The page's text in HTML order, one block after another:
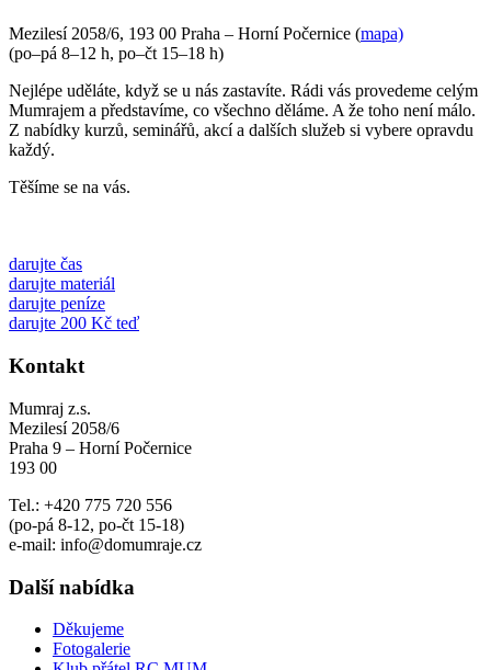
Mezilesí 2058/6, 193 00 Praha – Horní Počernice (mapa)
(po–pá 8–12 h, po–čt 15–18 h)
Nejlépe uděláte, když se u nás zastavíte. Rádi vás provedeme celým
Mumrajem a představíme, co všechno děláme. A že toho není málo.
Z nabídky kurzů, seminářů, akcí a dalších služeb si vybere opravdu
každý.
Těšíme se na vás.
darujte čas
darujte materiál
darujte peníze
darujte 200 Kč teď
Kontakt
Mumraj z.s.
Mezilesí 2058/6
Praha 9 – Horní Počernice
193 00
Tel.: +420 775 720 556
(po-pá 8-12, po-čt 15-18)
e-mail: info@domumraje.cz
Další nabídka
Děkujeme
Fotogalerie